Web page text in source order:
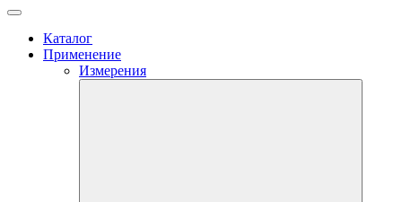
Каталог
Применение
Измерения